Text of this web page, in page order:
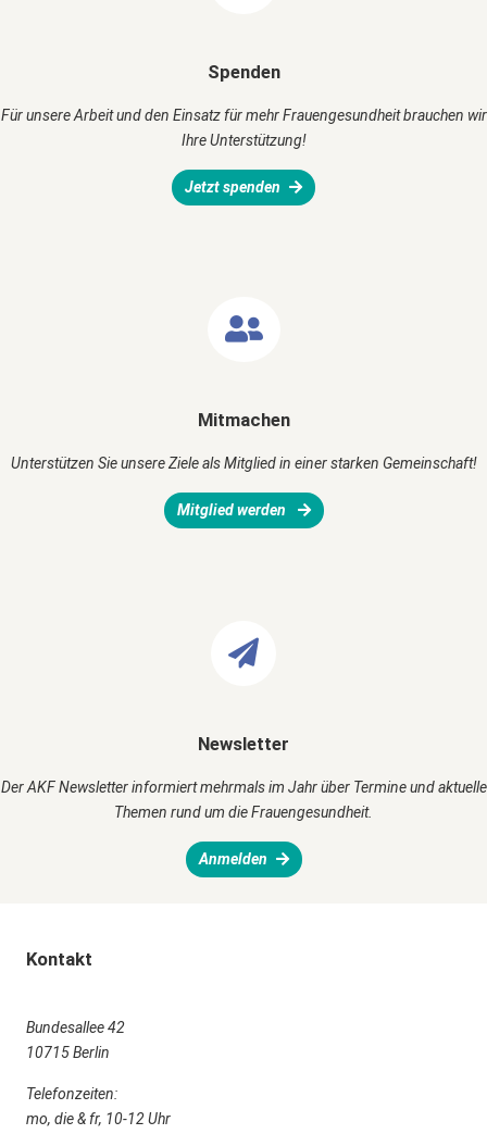
Spenden
Für unsere Arbeit und den Einsatz für mehr Frauengesundheit brauchen wir
Ihre Unterstützung!
Jetzt spenden
Mitmachen
Unterstützen Sie unsere Ziele als Mitglied in einer starken Gemeinschaft!
Mitglied werden
Newsletter
Der AKF Newsletter informiert mehrmals im Jahr über Termine und aktuelle
Themen rund um die Frauengesundheit.
Anmelden
Kontakt
Bundesallee 42
10715 Berlin
Telefonzeiten:
mo, die & fr, 10-12 Uhr